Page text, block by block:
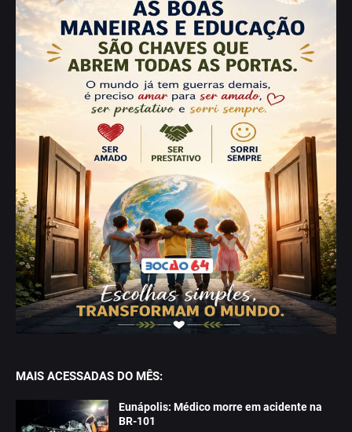
MAIS ACESSADAS DO MÊS:
Eunápolis: Médico morre em acidente na
BR-101